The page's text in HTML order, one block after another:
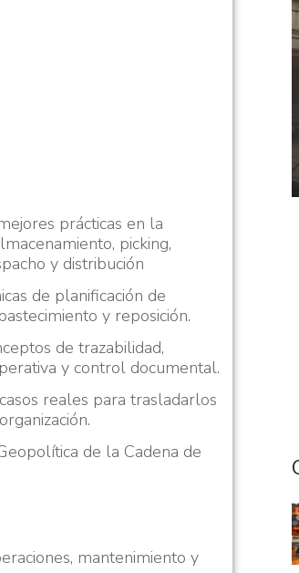
prácticas en la
picking,
y distribución
de planificación de
y reposición.
de trazabilidad,
y control documental.
reales para trasladarlos
de la Cadena de
mantenimiento y